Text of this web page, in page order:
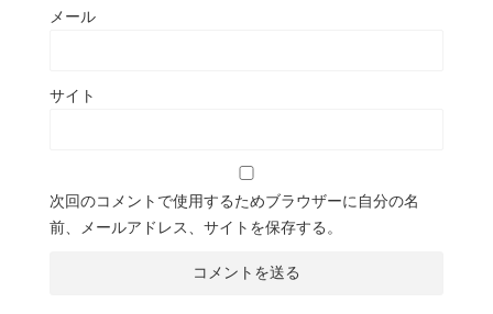
メール
サイト
次回のコメントで使用するためブラウザーに自分の名
前、メールアドレス、サイトを保存する。